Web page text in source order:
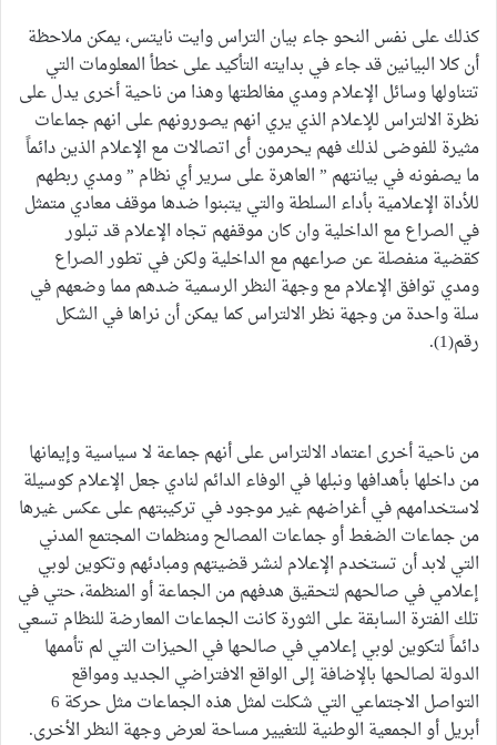
كذلك على نفس النحو جاء بيان التراس وايت نايتس، يمكن ملاحظة
أن كلا البيانين قد جاء في بدايته التأكيد على خطأ المعلومات التي
تتناولها وسائل الإعلام ومدي مغالطتها وهذا من ناحية أخرى يدل على
نظرة الالتراس للإعلام الذي يري انهم يصورونهم على انهم جماعات
مثيرة للفوضى لذلك فهم يحرمون أى اتصالات مع الإعلام الذين دائماً
ما يصفونه في بيانتهم ” العاهرة على سرير أي نظام ” ومدي ربطهم
للأداة الإعلامية بأداء السلطة والتي يتبنوا ضدها موقف معادي متمثل
في الصراع مع الداخلية وان كان موقفهم تجاه الإعلام قد تبلور
كقضية منفصلة عن صراعهم مع الداخلية ولكن في تطور الصراع
ومدي توافق الإعلام مع وجهة النظر الرسمية ضدهم مما وضعهم في
سلة واحدة من وجهة نظر الالتراس كما يمكن أن نراها في الشكل
رقم(1).
من ناحية أخرى اعتماد الالتراس على أنهم جماعة لا سياسية وإيمانها
من داخلها بأهدافها ونبلها في الوفاء الدائم لنادي جعل الإعلام كوسيلة
لاستخدامهم في أغراضهم غير موجود في تركيبتهم على عكس غيرها
من جماعات الضغط أو جماعات المصالح ومنظمات المجتمع المدني
التي لابد أن تستخدم الإعلام لنشر قضيتهم ومبادئهم وتكوين لوبي
إعلامي في صالحهم لتحقيق هدفهم من الجماعة أو المنظمة، حتي في
تلك الفترة السابقة على الثورة كانت الجماعات المعارضة للنظام تسعي
دائماً لتكوين لوبي إعلامي في صالحها في الحيزات التي لم تأممها
الدولة لصالحها بالإضافة إلى الواقع الافتراضي الجديد ومواقع
التواصل الاجتماعي التي شكلت لمثل هذه الجماعات مثل حركة 6
أبريل أو الجمعية الوطنية للتغيير مساحة لعرض وجهة النظر الأخرى.